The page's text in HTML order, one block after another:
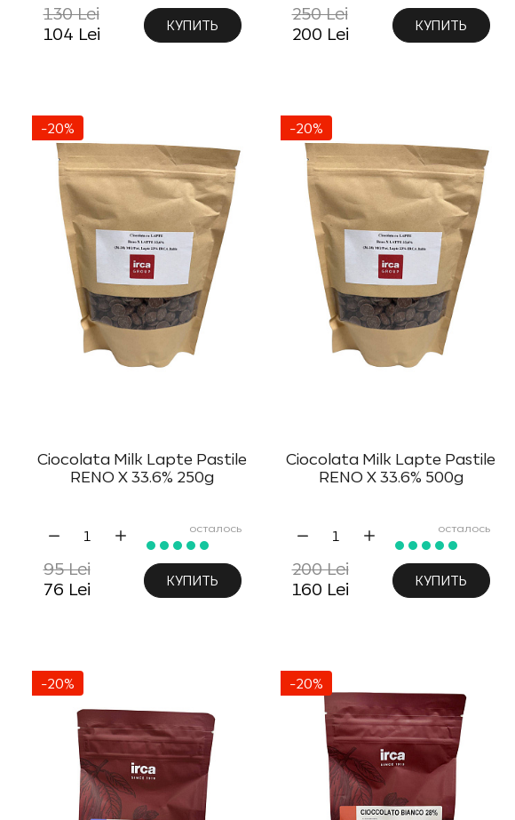
130 Lei
104 Lei
КУПИТЬ
250 Lei
200 Lei
КУПИТЬ
-20%
Ciocolata Milk Lapte Pastile
RENO X 33.6% 250g
осталось
95 Lei
76 Lei
КУПИТЬ
-20%
Ciocolata Milk Lapte Pastile
RENO X 33.6% 500g
осталось
200 Lei
160 Lei
КУПИТЬ
-20% -20%